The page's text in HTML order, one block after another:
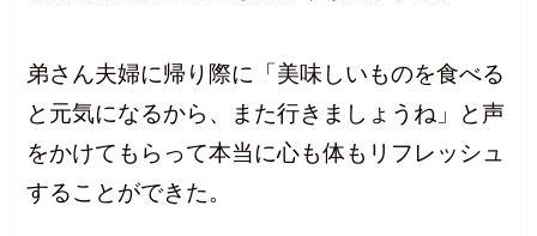
弟さん夫婦に帰り際に「美味しいものを食べる
と元気になるから、また行きましょうね」と声
をかけてもらって本当に心も体もリフレッシュ
することができた。